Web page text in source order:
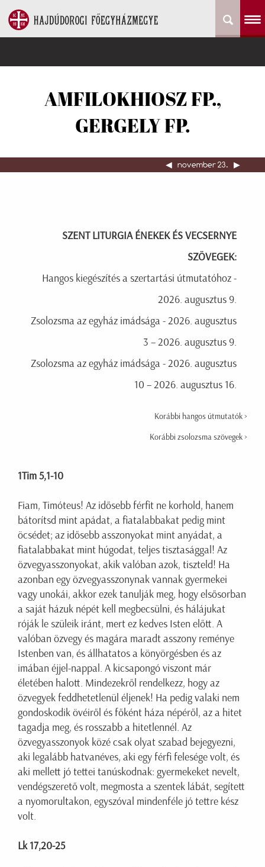
AMFILOKHIOSZ FP.,
GERGELY FP.
◀︎ november 23. ▶︎
SZENT LITURGIA ÉNEKEK ÉS VECSERNYE
SZÖVEGEK:
Hangos kiegészítés a szertartási útmutatóhoz -
2026. augusztus 9.
Zsolozsma az egyház imádsága - 2026. augusztus
3 – 2026. augusztus 9.
Zsolozsma az egyház imádsága - 2026. augusztus
10 – 2026. augusztus 16.
Korábbi hangos útmutatók >
Korábbi zsolozsma szövegek >
1Tim 5,1-10
Fiam, Timóteus! Az idősebb férfit ne korhold, hanem
bátorítsd mint apádat, a fiatalabbakat pedig mint
öcsédet; az idősebb asszonyokat mint anyádat, a
fiatalabbakat mint húgodat, teljes tisztasággal! Az
özvegyasszonyokat, akik valóban azok, tiszteld! Ha
azonban egy özvegyasszonynak vannak gyermekei
vagy unokái, akkor ezek tanulják meg, hogy elsősorban
a saját házuk népét kell megbecsülni, és hálájukat
róják le szüleik iránt, mert ez kedves Isten előtt. A
valóban özvegy és magára maradt asszony reménye
Istenben van, és állhatatos a könyörgésben és az
imában éjjel-nappal. A kicsapongó viszont már
életében halott. Mindezekről rendelkezz, hogy az
özvegyek feddhetetlenül éljenek! Ha pedig valaki nem
gondoskodik övéiről és főként háza népéről, az a hitet
tagadja meg, és rosszabb a hitetlennél. Az
özvegyasszonyok közé csak olyat szabad bejegyezni,
aki legalább hatvanéves, aki egy férfi felesége volt, és
aki mellett jó tettei tanúskodnak: gyermekeket nevelt,
vendégszerető volt, megmosta a szentek lábát, segített
a nyomorultakon, egyszóval mindenféle jó tettre kész
volt.
Lk 17,20-25